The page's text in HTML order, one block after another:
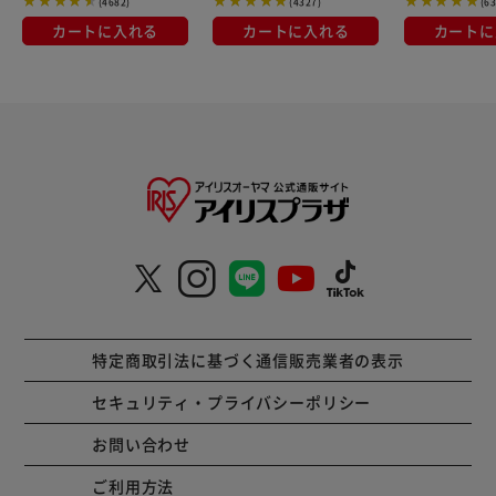
カートに入れる カートに入れる カート
特定商取引法に基づく通信販売業者の表示
セキュリティ・プライバシーポリシー
お問い合わせ
ご利用方法